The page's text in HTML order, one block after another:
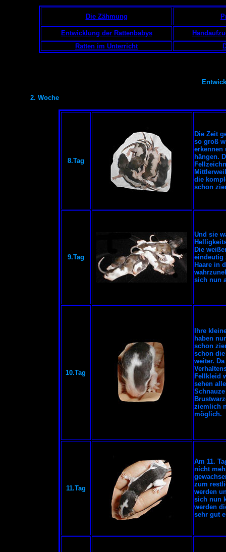
Die Zähmung
Entwicklung der Rattenbabys
Ratten im Unterricht
2. Woche
8.Tag
Die Zeit
so groß
erkennen
hängen.
die
schon
9.Tag
Und sie
Die
eindeutig
Haare in
sich nun
10.Tag
Ihre
haben
schon
schon
weiter.
Fellkleid
sehen
ziemlich
möglich.
11.Tag
Am 11.
nicht
zum
werden
sich nun
werden
sehr gut